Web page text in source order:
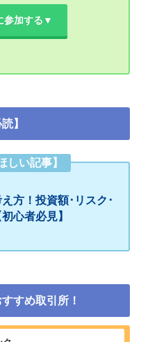
参加する▼
】
しい記事】
方！投資額･リスク･
心者必見】
すめ取引所！